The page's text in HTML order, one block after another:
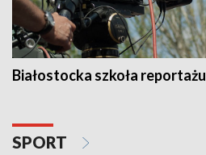
Białostocka szkoła reportażu
SPORT